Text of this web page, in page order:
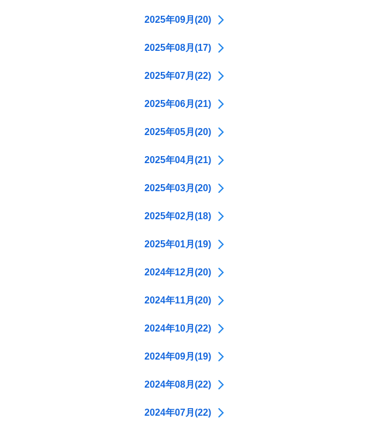
2025年09月(20)
2025年08月(17)
2025年07月(22)
2025年06月(21)
2025年05月(20)
2025年04月(21)
2025年03月(20)
2025年02月(18)
2025年01月(19)
2024年12月(20)
2024年11月(20)
2024年10月(22)
2024年09月(19)
2024年08月(22)
2024年07月(22)